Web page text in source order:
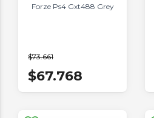
Forze Ps4 Gxt488 Grey
$73.661
$67.768